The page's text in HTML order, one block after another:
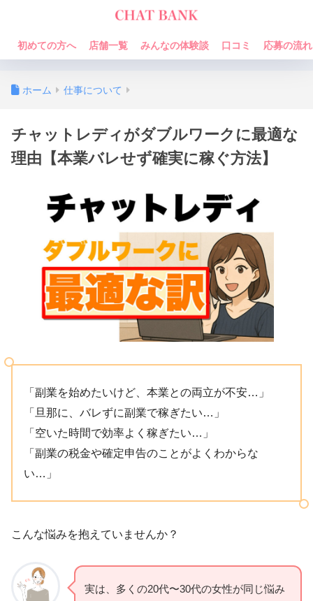
初めての方へ 店舗一覧 みんなの体験談 口コミ 応募の流れ
ホーム 仕事について
チャットレディがダブルワークに最適な
理由【本業バレせず確実に稼ぐ方法】
「副業を始めたいけど、本業との両立が不安…」
「旦那に、バレずに副業で稼ぎたい…」
「空いた時間で効率よく稼ぎたい…」
「副業の税金や確定申告のことがよくわからな
い…」
こんな悩みを抱えていませんか？
実は、多くの20代〜30代の女性が同じ悩み